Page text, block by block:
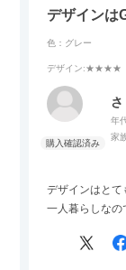
デザインは
色：グレー
デザイン:★★★★
さ
年
家
デザインはとて
一人暮らしなの